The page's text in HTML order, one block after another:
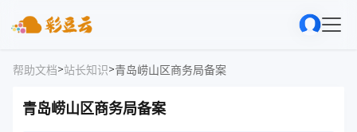
帮助文档>站长知识>青岛崂山区商务局备案
青岛崂山区商务局备案